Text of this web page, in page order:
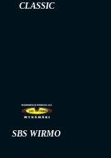
CLASSIC
SBS WIRMO